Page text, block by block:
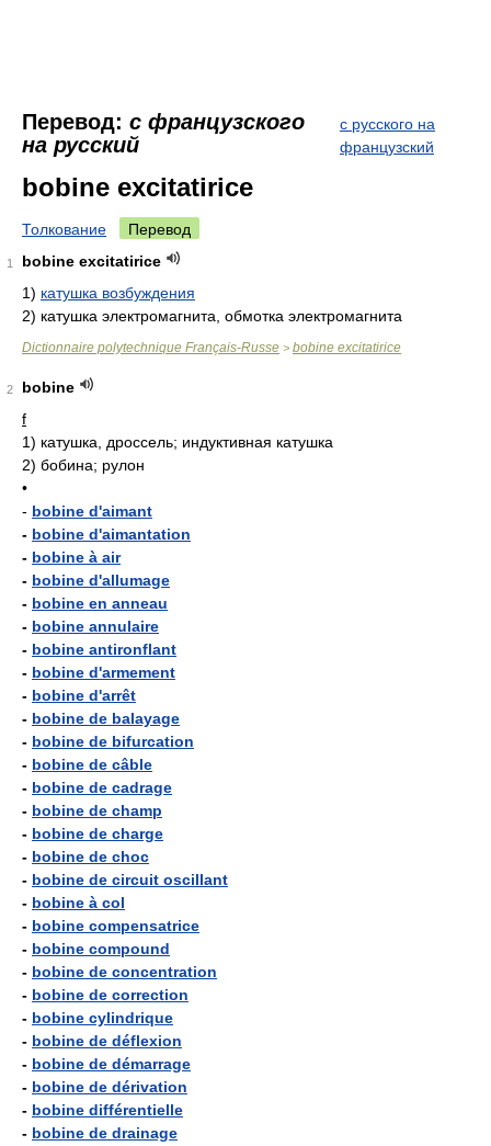
Перевод: с французского
на русский
с русского на
французский
bobine excitatirice
Толкование Перевод
1
bobine excitatirice
1) катушка возбуждения
2) катушка электромагнита, обмотка электромагнита
Dictionnaire polytechnique Français-Russe > bobine excitatirice
2
bobine
f
1) катушка, дроссель; индуктивная катушка
2) бобина; рулон
•
- bobine d'aimant
- bobine d'aimantation
- bobine à air
- bobine d'allumage
- bobine en anneau
- bobine annulaire
- bobine antironflant
- bobine d'armement
- bobine d'arrêt
- bobine de balayage
- bobine de bifurcation
- bobine de câble
- bobine de cadrage
- bobine de champ
- bobine de charge
- bobine de choc
- bobine de circuit oscillant
- bobine à col
- bobine compensatrice
- bobine compound
- bobine de concentration
- bobine de correction
- bobine cylindrique
- bobine de déflexion
- bobine de démarrage
- bobine de dérivation
- bobine différentielle
- bobine de drainage